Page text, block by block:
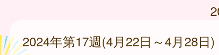
2024年第17週(4月22日～4月28日)